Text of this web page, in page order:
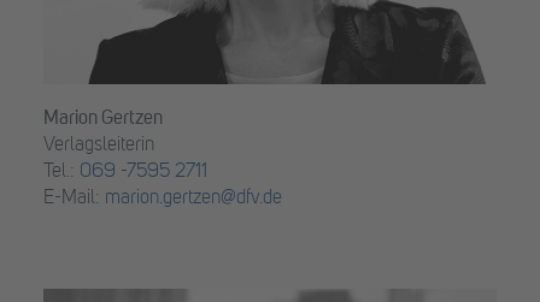
Marion Gertzen
Verlagsleiterin
Tel.: 069 -7595 2711
E-Mail: marion.gertzen@dfv.de